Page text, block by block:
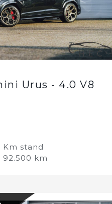
Urus - 4.0 V8
Km stand
92.500 km